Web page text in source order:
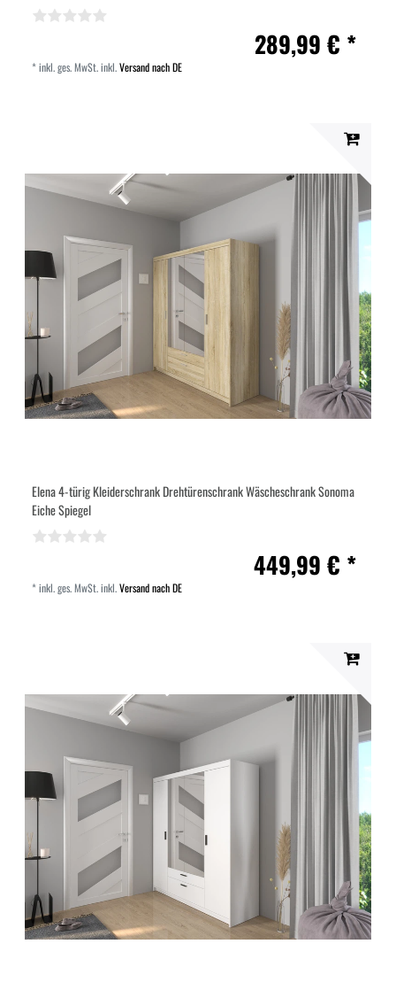
289,99 € *
*inkl. ges. MwSt.inkl.Versand nach DE
Elena 4-türig Kleiderschrank Drehtürenschrank Wäscheschrank Sonoma
Eiche Spiegel
449,99 € *
*inkl. ges. MwSt.inkl.Versand nach DE